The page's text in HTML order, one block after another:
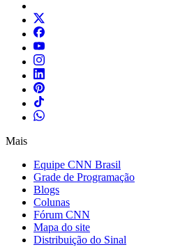
Mais
Equipe CNN Brasil
Grade de Programação
Blogs
Colunas
Fórum CNN
Mapa do site
Distribuição do Sinal